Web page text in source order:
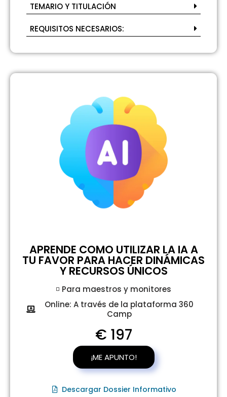
TEMARIO Y TITULACIÓN
REQUISITOS NECESARIOS:
APRENDE COMO UTILIZAR LA IA A
TU FAVOR PARA HACER DINÁMICAS
Y RECURSOS ÚNICOS
◽ Para maestros y monitores
Online: A través de la plataforma 360
Camp
€ 197
¡ME APUNTO!
Descargar Dossier Informativo